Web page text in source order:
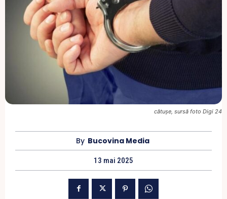
cătușe, sursă foto Digi 24
By Bucovina Media
13 mai 2025